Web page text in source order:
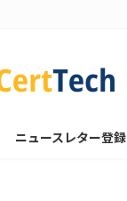
ニュースレター登録